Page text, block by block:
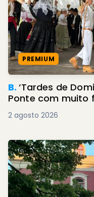
PREMIUM
B.‘Tardes de
Ponte com muito
2 agosto 2026